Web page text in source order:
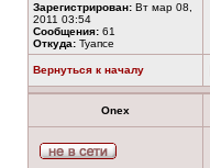
Зарегистрирован: Вт мар 08,
2011 03:54
Сообщения: 61
Откуда: Туапсе
Вернуться к началу
Onex